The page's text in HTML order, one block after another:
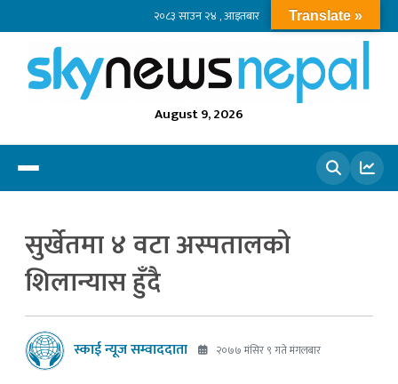
२०८३ साउन २४ , आइतबार
August 9, 2026
सुर्खेतमा ४ वटा अस्पतालको
शिलान्यास हुँदै
स्काई न्यूज सम्वाददाता २०७७ मंसिर ९ गते मंगलबार
Translate »